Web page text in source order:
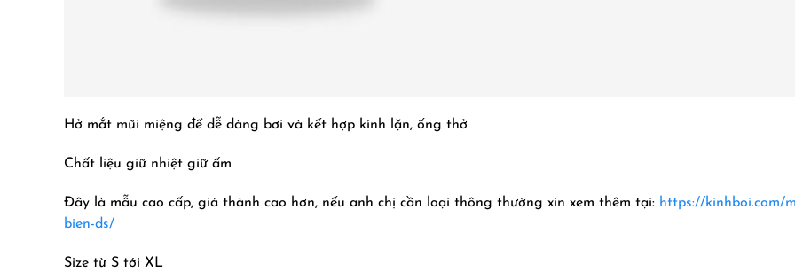
Hở mắt mũi miệng để dễ dàng bơi và kết hợp kính lặn, ống thở
Chất liệu giữ nhiệt giữ ấm
Đây là mẫu cao cấp, giá thành cao hơn, nếu anh chị cần loại thông thường xin xem thêm tại: https://kinhboi.com/
bien-ds/
Size từ S tới XL